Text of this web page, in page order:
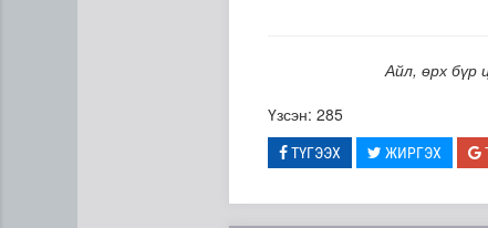
Айл, өрх бүр
Үзсэн: 285
ТҮГЭЭХ ЖИРГЭХ